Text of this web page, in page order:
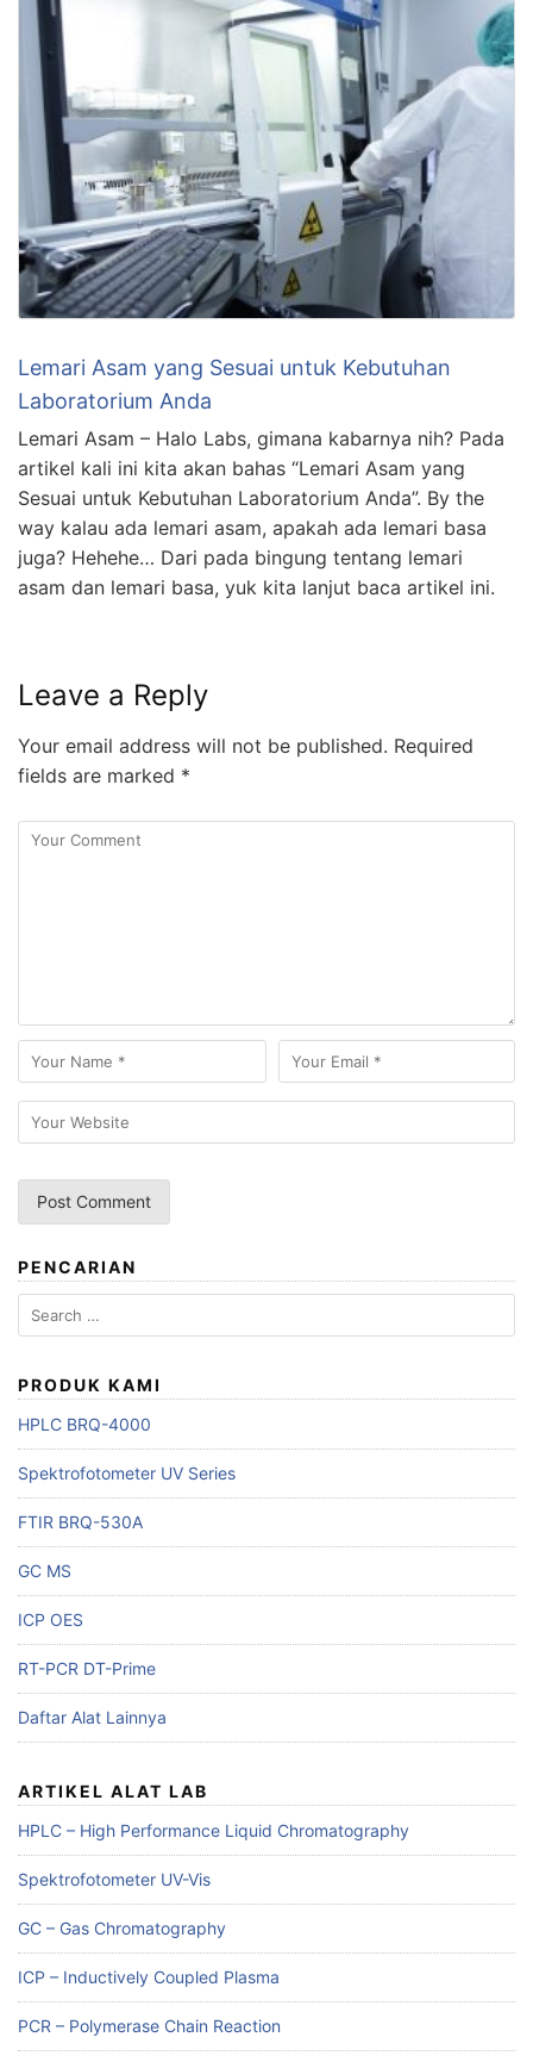
Lemari Asam yang Sesuai untuk Kebutuhan
Laboratorium Anda
Lemari Asam – Halo Labs, gimana kabarnya nih? Pada
artikel kali ini kita akan bahas “Lemari Asam yang
Sesuai untuk Kebutuhan Laboratorium Anda”. By the
way kalau ada lemari asam, apakah ada lemari basa
juga? Hehehe… Dari pada bingung tentang lemari
asam dan lemari basa, yuk kita lanjut baca artikel ini.
Leave a Reply
Your email address will not be published. Required
fields are marked *
PENCARIAN
Search
for:
PRODUK KAMI
HPLC BRQ-4000
Spektrofotometer UV Series
FTIR BRQ-530A
GC MS
ICP OES
RT-PCR DT-Prime
Daftar Alat Lainnya
ARTIKEL ALAT LAB
HPLC – High Performance Liquid Chromatography
Spektrofotometer UV-Vis
GC – Gas Chromatography
ICP – Inductively Coupled Plasma
PCR – Polymerase Chain Reaction